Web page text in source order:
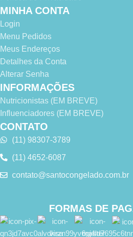
MINHA CONTA
Login
Menu Pedidos
Meus Endereços
Detalhes da Conta
Alterar Senha
INFORMAÇÕES
Nutricionistas (EM BREVE)
Influenciadores (EM BREVE)
CONTATO
(11) 98307-3789
(11) 4652-6087
contato@santocongelado.com.br
FORMAS DE